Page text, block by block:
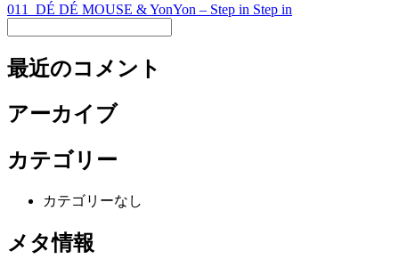
011_DÉ DÉ MOUSE & YonYon – Step in Step in
最近のコメント
アーカイブ
カテゴリー
カテゴリーなし
メタ情報